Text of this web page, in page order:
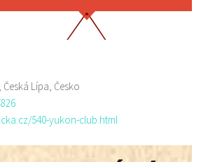
Lípa, Česko
540-yukon-club.html